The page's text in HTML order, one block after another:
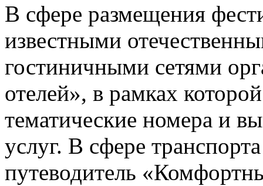
В сфере размещения
известными
гостиничными сетями
отелей», в рамках
тематические номера и
услуг. В сфере
путеводитель